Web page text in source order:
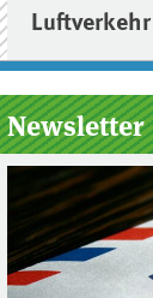
Luftverkehr
Newsletter